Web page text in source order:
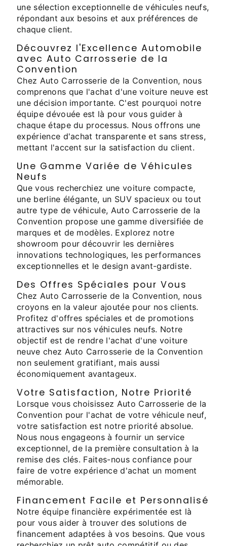
une sélection exceptionnelle de véhicules neufs,
répondant aux besoins et aux préférences de
chaque client.
Découvrez l'Excellence Automobile
avec Auto Carrosserie de la
Convention
Chez Auto Carrosserie de la Convention, nous
comprenons que l'achat d'une voiture neuve est
une décision importante. C'est pourquoi notre
équipe dévouée est là pour vous guider à
chaque étape du processus. Nous offrons une
expérience d'achat transparente et sans stress,
mettant l'accent sur la satisfaction du client.
Une Gamme Variée de Véhicules
Neufs
Que vous recherchiez une voiture compacte,
une berline élégante, un SUV spacieux ou tout
autre type de véhicule, Auto Carrosserie de la
Convention propose une gamme diversifiée de
marques et de modèles. Explorez notre
showroom pour découvrir les dernières
innovations technologiques, les performances
exceptionnelles et le design avant-gardiste.
Des Offres Spéciales pour Vous
Chez Auto Carrosserie de la Convention, nous
croyons en la valeur ajoutée pour nos clients.
Profitez d'offres spéciales et de promotions
attractives sur nos véhicules neufs. Notre
objectif est de rendre l'achat d'une voiture
neuve chez Auto Carrosserie de la Convention
non seulement gratifiant, mais aussi
économiquement avantageux.
Votre Satisfaction, Notre Priorité
Lorsque vous choisissez Auto Carrosserie de la
Convention pour l'achat de votre véhicule neuf,
votre satisfaction est notre priorité absolue.
Nous nous engageons à fournir un service
exceptionnel, de la première consultation à la
remise des clés. Faites-nous confiance pour
faire de votre expérience d'achat un moment
mémorable.
Financement Facile et Personnalisé
Notre équipe financière expérimentée est là
pour vous aider à trouver des solutions de
financement adaptées à vos besoins. Que vous